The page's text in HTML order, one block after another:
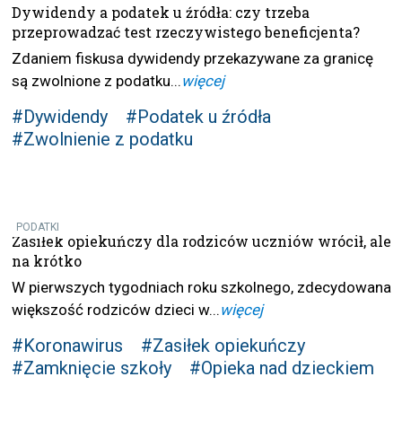
Dywidendy a podatek u źródła: czy trzeba
przeprowadzać test rzeczywistego beneficjenta?
Zdaniem fiskusa dywidendy przekazywane za granicę
są zwolnione z podatku...więcej
#Dywidendy
#Podatek u źródła
#Zwolnienie z podatku
PODATKI
Zasiłek opiekuńczy dla rodziców uczniów wrócił, ale
na krótko
W pierwszych tygodniach roku szkolnego, zdecydowana
większość rodziców dzieci w...więcej
#Koronawirus
#Zasiłek opiekuńczy
#Zamknięcie szkoły
#Opieka nad dzieckiem